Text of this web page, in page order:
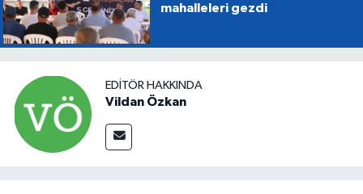
mahalleleri gezdi
EDITÖR HAKKINDA
Vildan Özkan